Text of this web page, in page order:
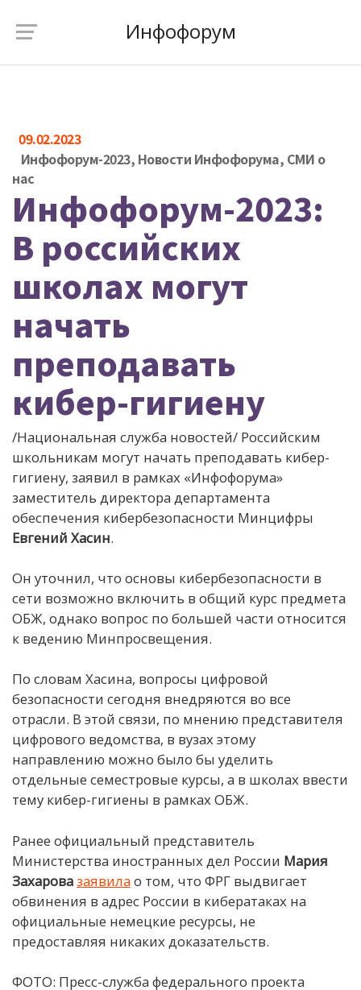
Инфофорум
09.02.2023
Инфофорум-2023, Новости Инфофорума, СМИ о
нас
Инфофорум-2023:
В российских
школах могут
начать
преподавать
кибер-гигиену
/Национальная служба новостей/ Российским
школьникам могут начать преподавать кибер-
гигиену, заявил в рамках «Инфофорума»
заместитель директора департамента
обеспечения кибербезопасности Минцифры
Евгений Хасин.
Он уточнил, что основы кибербезопасности в
сети возможно включить в общий курс предмета
ОБЖ, однако вопрос по большей части относится
к ведению Минпросвещения.
По словам Хасина, вопросы цифровой
безопасности сегодня внедряются во все
отрасли. В этой связи, по мнению представителя
цифрового ведомства, в вузах этому
направлению можно было бы уделить
отдельные семестровые курсы, а в школах ввести
тему кибер-гигиены в рамках ОБЖ.
Ранее официальный представитель
Министерства иностранных дел России Мария
Захаровазаявилао том, что ФРГ выдвигает
обвинения в адрес России в кибератаках на
официальные немецкие ресурсы, не
предоставляя никаких доказательств.
ФОТО: Пресс-служба федерального проекта